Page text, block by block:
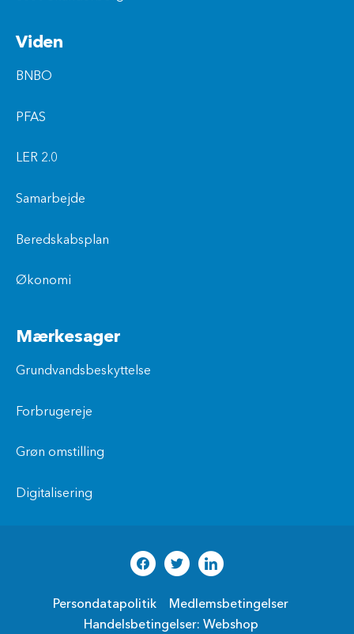
Viden
BNBO
PFAS
LER 2.0
Samarbejde
Beredskabsplan
Økonomi
Mærkesager
Grundvandsbeskyttelse
Forbrugereje
Grøn omstilling
Digitalisering
Persondatapolitik
Medlemsbetingelser
Handelsbetingelser: Webshop